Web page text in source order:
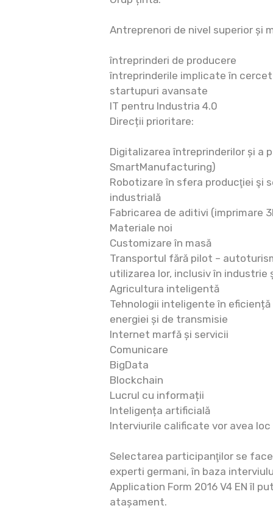
Antreprenori de nivel superior și
întreprinderi de producere
întreprinderile implicate în
startupuri avansate
IT pentru Industria 4.0
Direcții prioritare:
Digitalizarea întreprinderilor și a
SmartManufacturing)
Robotizare în sfera producţiei şi
industrială
Fabricarea de aditivi (imprimare
Materiale noi
Customizare în masă
Transportul fără pilot –
utilizarea lor, inclusiv în industrie
Agricultura inteligentă
Tehnologii inteligente în
energiei și de transmisie
Internet marfă și servicii
Comunicare
BigData
Blockchain
Lucrul cu informații
Inteligența artificială
Interviurile calificate vor avea loc
Selectarea participanţilor se
experti germani, în baza
Application Form 2016 V4 EN îl
atașament.